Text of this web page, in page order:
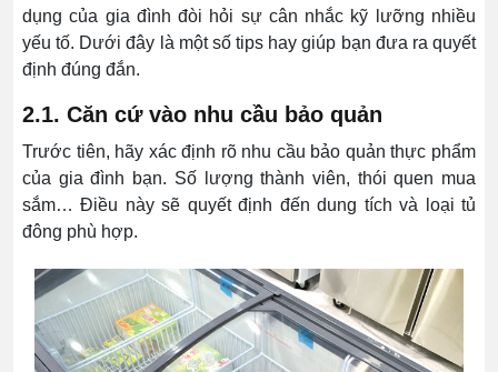
dụng của gia đình đòi hỏi sự cân nhắc kỹ lưỡng nhiều
yếu tố. Dưới đây là một số tips hay giúp bạn đưa ra quyết
định đúng đắn.
2.1. Căn cứ vào nhu cầu bảo quản
Trước tiên, hãy xác định rõ nhu cầu bảo quản thực phẩm
của gia đình bạn. Số lượng thành viên, thói quen mua
sắm… Điều này sẽ quyết định đến dung tích và loại tủ
đông phù hợp.